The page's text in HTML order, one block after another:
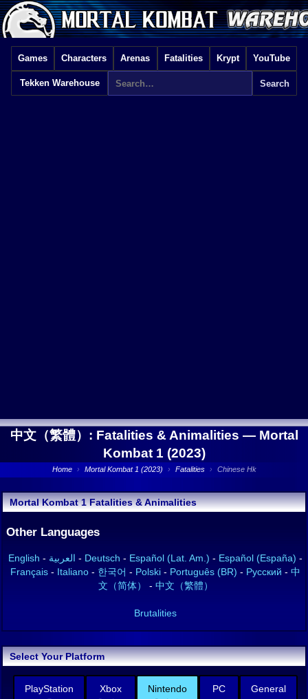
Games Characters Arenas Fatalities Krypt YouTube
Tekken Warehouse
中文（繁體）: Fatalities & Animalities — Mortal
Kombat 1 (2023)
Home › Mortal Kombat 1 (2023) › Fatalities › Chinese Hk
Mortal Kombat 1 Fatalities & Animalities
Other Languages
English - العربية - Deutsch - Español (Lat. Am.) - Español (España) -
Français - Italiano - 한국어 - Polski - Português (BR) - Русский - 中
文（简体）
- 中文（繁體）
Brutalities
Select Your Platform
PlayStation
Xbox
Nintendo
PC General